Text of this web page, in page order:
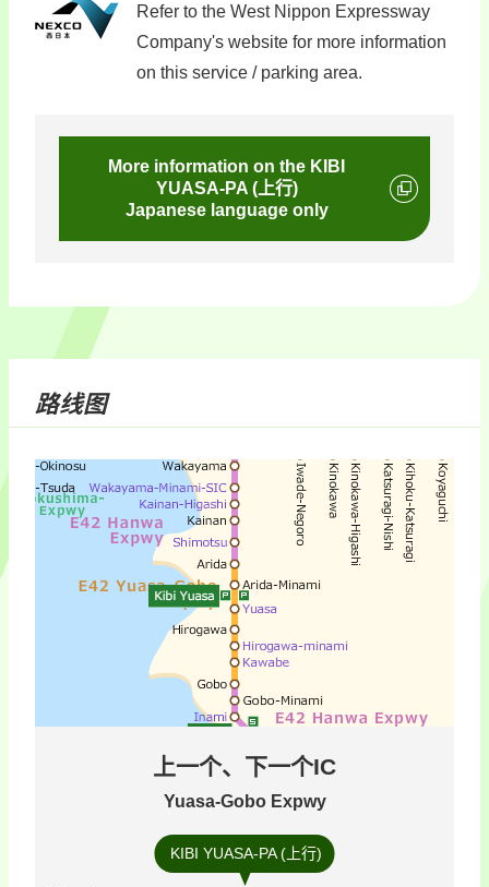
Refer to the West Nippon Expressway
Company's website for more information
on this service / parking area.
More information on the KIBI
YUASA-PA (上行)
Japanese language only
路线图
上一个、下一个IC
Yuasa-Gobo Expwy
KIBI YUASA-PA (上行)